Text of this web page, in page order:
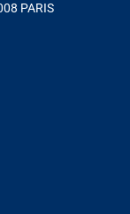
PARIS